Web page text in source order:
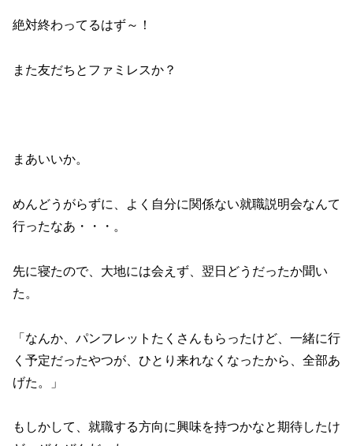
絶対終わってるはず～！
また友だちとファミレスか？
まあいいか。
めんどうがらずに、よく自分に関係ない就職説明会なんて
行ったなあ・・・。
先に寝たので、大地には会えず、翌日どうだったか聞い
た。
「なんか、パンフレットたくさんもらったけど、一緒に行
く予定だったやつが、ひとり来れなくなったから、全部あ
げた。」
もしかして、就職する方向に興味を持つかなと期待したけ